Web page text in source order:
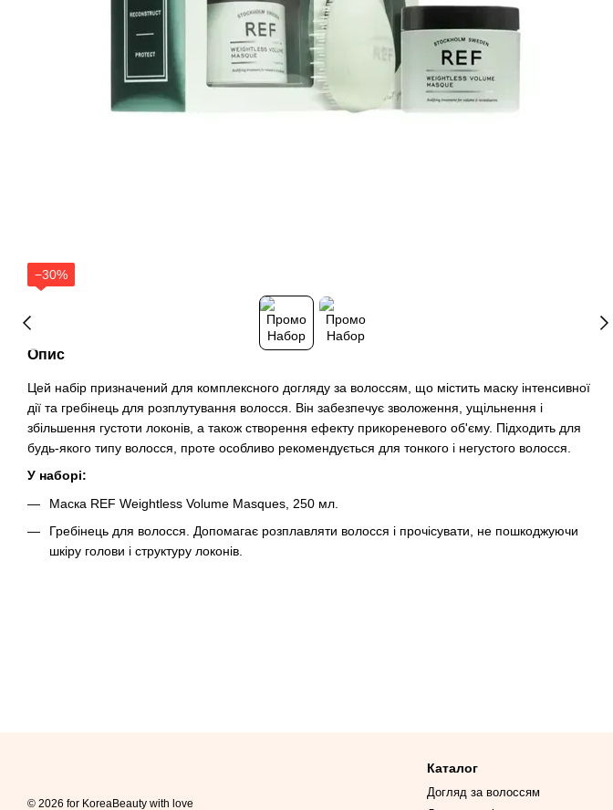
−30%
Опис
Цей набір призначений для комплексного догляду за волоссям, що містить маску інтенсивної
дії та гребінець для розплутування волосся. Він забезпечує зволоження, ущільнення і
збільшення густоти локонів, а також створення ефекту прикореневого об'єму. Підходить для
будь-якого типу волосся, проте особливо рекомендується для тонкого і негустого волосся.
У наборі:
Маска REF Weightless Volume Masques, 250 мл.
Гребінець для волосся. Допомагає розплавляти волосся і прочісувати, не пошкоджуючи
шкіру голови і структуру локонів.
© 2026 for KoreaBeauty with love
Каталог
Догляд за волоссям